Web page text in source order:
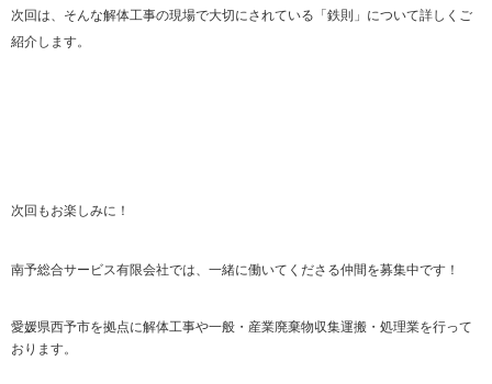
次回は、そんな解体工事の現場で大切にされている「鉄則」について詳しくご
紹介します。
次回もお楽しみに！
南予総合サービス有限会社では、一緒に働いてくださる仲間を募集中です！
愛媛県西予市を拠点に解体工事や一般・産業廃棄物収集運搬・処理業を行って
おります。